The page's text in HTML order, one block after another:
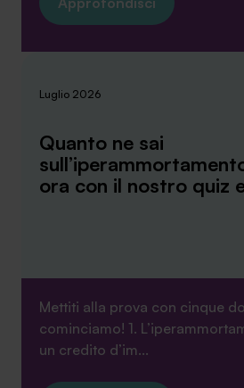
Luglio 2026
Quanto ne sai
ora con il nostro quiz
Mettiti alla prova con cinque
cominciamo! 1.
un credito d’im...